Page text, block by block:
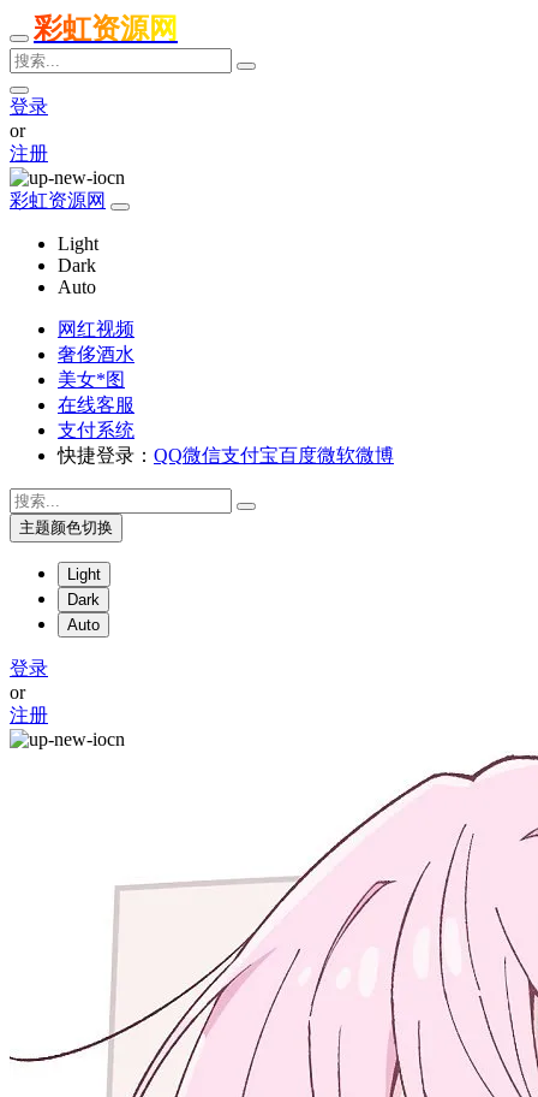
彩虹资源网
登录
or
注册
彩虹资源网
Light
Dark
Auto
网红视频
奢侈酒水
美女*图
在线客服
支付系统
快捷登录： QQ微信支付宝百度微软微博
主题颜色切换
Light
Dark
Auto
登录
or
注册